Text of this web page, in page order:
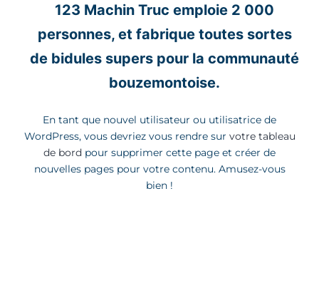
123 Machin Truc emploie 2 000
personnes, et fabrique toutes sortes
de bidules supers pour la communauté
bouzemontoise.
En tant que nouvel utilisateur ou utilisatrice de
WordPress, vous devriez vous rendre sur votre tableau
de bord pour supprimer cette page et créer de
nouvelles pages pour votre contenu. Amusez-vous
bien !